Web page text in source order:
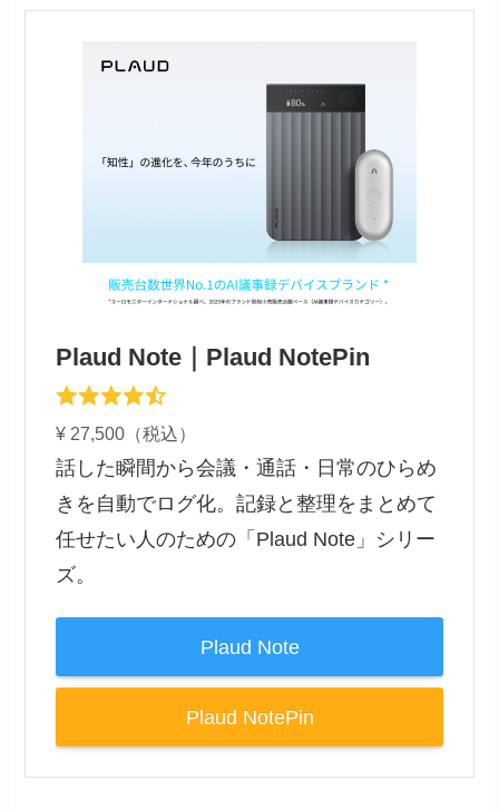
Plaud Note｜Plaud NotePin
¥ 27,500（税込）
話した瞬間から会議・通話・日常のひらめ
きを自動でログ化。記録と整理をまとめて
任せたい人のための「Plaud Note」シリー
ズ。
Plaud Note
Plaud NotePin